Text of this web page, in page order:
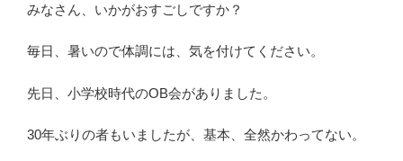
みなさん、いかがおすごしですか？
毎日、暑いので体調には、気を付けてください。
先日、小学校時代のOB会がありました。
30年ぶりの者もいましたが、基本、全然かわってない。